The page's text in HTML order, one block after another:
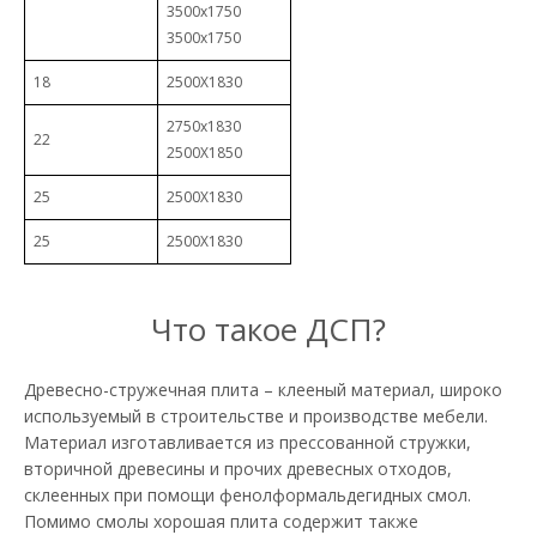
3500х1750
3500х1750
18 2500Х1830
22
2750х1830
2500Х1850
25 2500Х1830
25 2500Х1830
Что такое ДСП?
Древесно-стружечная плита – клееный материал, широко
используемый в строительстве и производстве мебели.
Материал изготавливается из прессованной стружки,
вторичной древесины и прочих древесных отходов,
склеенных при помощи фенолформальдегидных смол.
Помимо смолы хорошая плита содержит также